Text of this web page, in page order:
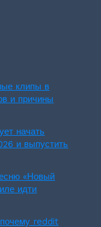
клипы в
и причины
начать
и выпустить
«Новый
идти
reddit